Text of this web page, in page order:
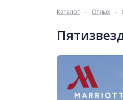
Каталог - Отдых -